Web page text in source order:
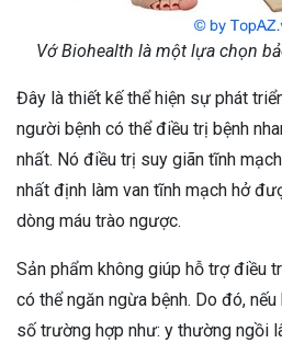
Vớ Biohealth là một lựa chọn
Đây là thiết kế thể hiện sự phát
người bệnh có thể điều trị bệnh
nhất. Nó điều trị suy giãn tĩnh
nhất định làm van tĩnh mạch hở
dòng máu trào ngược.
Sản phẩm không giúp hỗ trợ điều
có thể ngăn ngừa bệnh. Do đó,
số trường hợp như: y thường ngồi